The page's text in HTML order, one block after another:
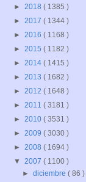
► 2018 ( 1385 )
► 2017 ( 1344 )
► 2016 ( 1168 )
► 2015 ( 1182 )
► 2014 ( 1415 )
► 2013 ( 1682 )
► 2012 ( 1648 )
► 2011 ( 3181 )
► 2010 ( 3531 )
► 2009 ( 3030 )
► 2008 ( 1694 )
▼ 2007 ( 1100 )
►diciembre( 86 )